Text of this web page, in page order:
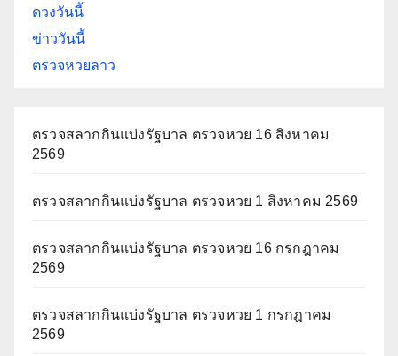
ดวงวันนี้
ข่าววันนี้
ตรวจหวยลาว
ตรวจสลากกินแบ่งรัฐบาล ตรวจหวย 16 สิงหาคม
2569
ตรวจสลากกินแบ่งรัฐบาล ตรวจหวย 1 สิงหาคม 2569
ตรวจสลากกินแบ่งรัฐบาล ตรวจหวย 16 กรกฎาคม
2569
ตรวจสลากกินแบ่งรัฐบาล ตรวจหวย 1 กรกฎาคม
2569